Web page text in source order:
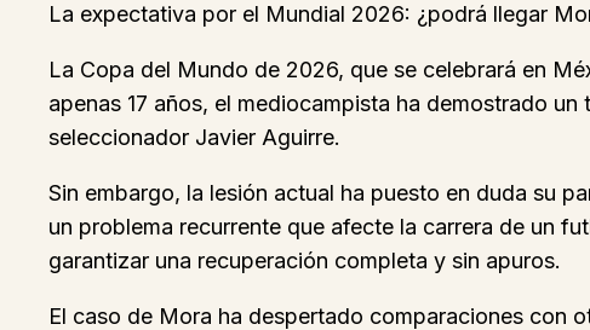
La expectativa por el Mundial 2026: ¿podrá llegar
La Copa del Mundo de 2026, que se celebrará en
apenas 17 años, el mediocampista ha demostrado
seleccionador Javier Aguirre.
Sin embargo, la lesión actual ha puesto en duda su
un problema recurrente que afecte la carrera de un
garantizar una recuperación completa y sin apuros.
El caso de Mora ha despertado comparaciones con